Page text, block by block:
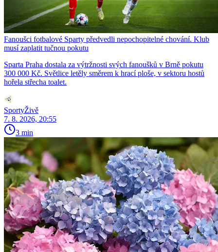
Fanoušci fotbalové Sparty předvedli nepochopitelné chování. Klub
musí zaplatit tučnou pokutu
Sparta Praha dostala za výtržnosti svých fanoušků v Brně pokutu
300 000 Kč. Světlice letěly směrem k hrací ploše, v sektoru hostů
hořela střecha toalet.
SportyŽivě
7. 8. 2026, 20:55
3 min